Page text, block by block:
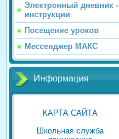
Электронный дневник -
инструкции
Посещение уроков
Мессенджер МАКС
Информация
КАРТА САЙТА
Школьная служба